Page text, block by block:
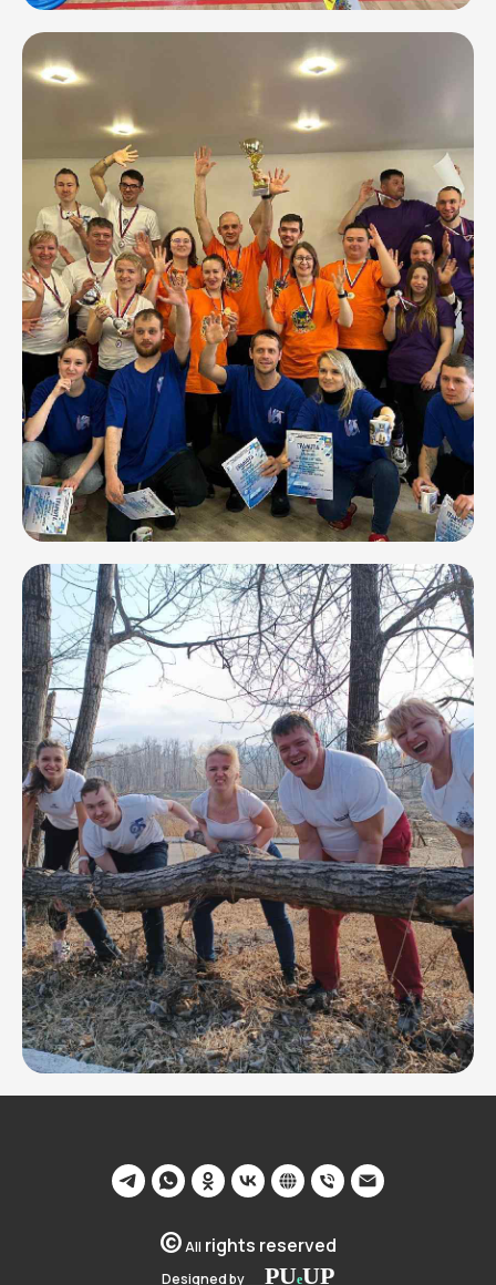
©All rights reserved
Designed by PUeUP